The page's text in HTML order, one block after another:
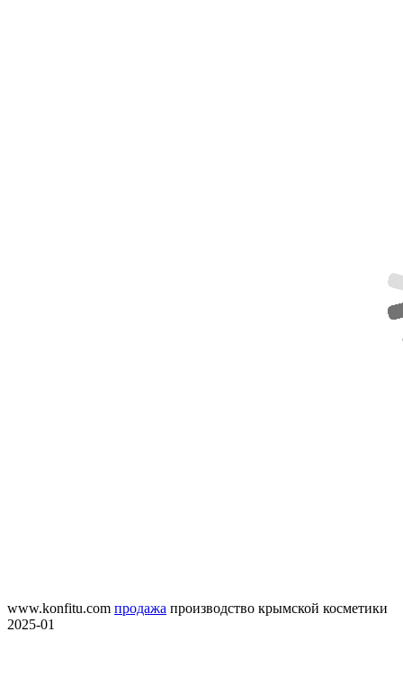
www.konfitu.com продажа производство крымской косметики
2025-01